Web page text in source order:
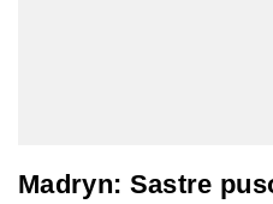
Madryn: Sastre